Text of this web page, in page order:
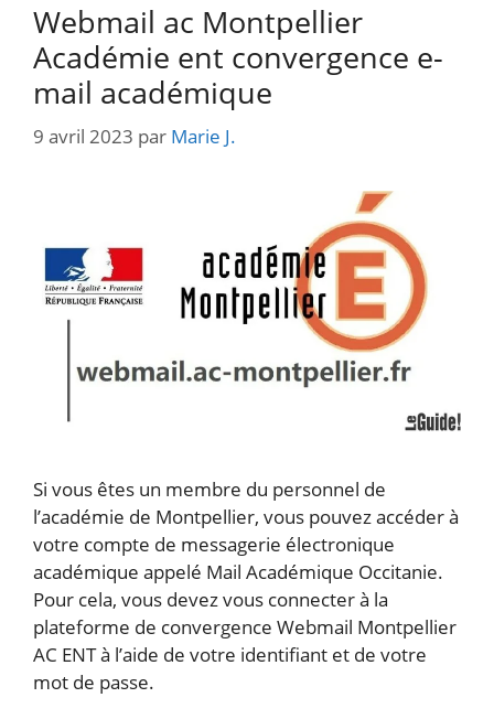
Webmail ac Montpellier
Académie ent convergence e-
mail académique
9 avril 2023 par Marie J.
Si vous êtes un membre du personnel de
l’académie de Montpellier, vous pouvez accéder à
votre compte de messagerie électronique
académique appelé Mail Académique Occitanie.
Pour cela, vous devez vous connecter à la
plateforme de convergence Webmail Montpellier
AC ENT à l’aide de votre identifiant et de votre
mot de passe.